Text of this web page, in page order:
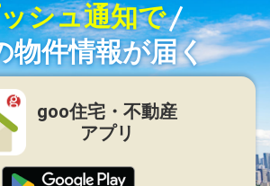
シュ通知で
物件情報が届く
goo住宅・不動産
アプリ